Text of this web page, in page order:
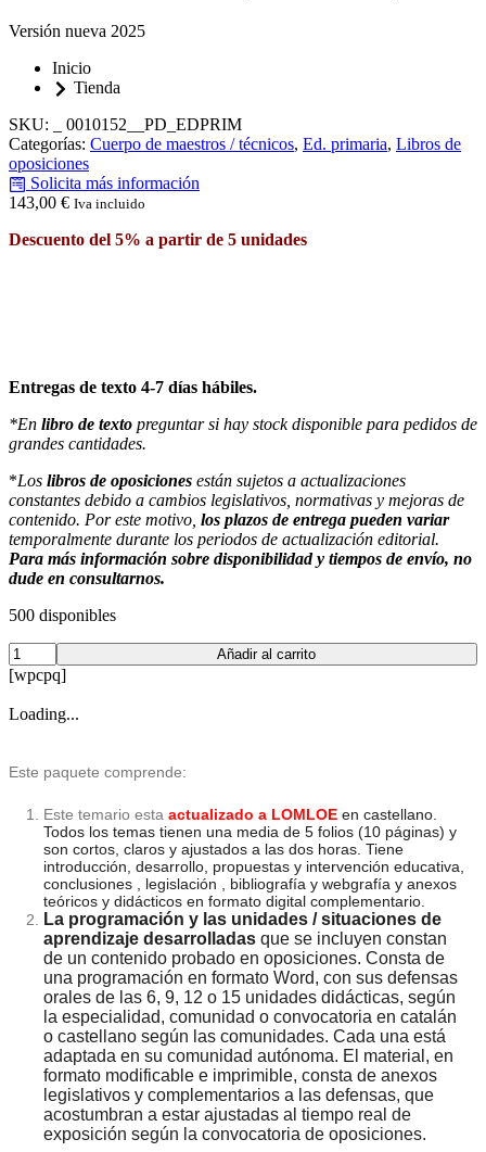
Versión nueva 2025
Inicio
Tienda
SKU:
_ 0010152__PD_EDPRIM
Categorías: Cuerpo de maestros / técnicos, Ed. primaria, Libros de
oposiciones
Solicita más información
143,00 € Iva incluido
Descuento del 5% a partir de 5 unidades
Entregas de texto 4-7 días hábiles.
*En libro de texto preguntar si hay stock disponible para pedidos de
grandes cantidades.
*Los libros de oposiciones están sujetos a actualizaciones
constantes debido a cambios legislativos, normativas y mejoras de
contenido. Por este motivo, los plazos de entrega pueden variar
temporalmente durante los periodos de actualización editorial.
Para más información sobre disponibilidad y tiempos de envío, no
dude en consultarnos.
500 disponibles
Temario
+
unidades
tipo
Educación
Primaria
castellano)
cantidad
Añadir al carrito
[wpcpq]
Loading...
Este paquete comprende:
Este temario esta actualizado a LOMLOE en castellano.
Todos los temas tienen una media de 5 folios (10 páginas) y
son cortos, claros y ajustados a las dos horas. Tiene
introducción, desarrollo, propuestas y intervención educativa,
conclusiones , legislación , bibliografía y webgrafía y anexos
teóricos y didácticos en formato digital complementario.
La programación y las unidades / situaciones de
aprendizaje desarrolladas que se incluyen constan
de un contenido probado en oposiciones. Consta de
una programación en formato Word, con sus defensas
orales de las 6, 9, 12 o 15 unidades didácticas, según
la especialidad, comunidad o convocatoria en catalán
o castellano según las comunidades. Cada una está
adaptada en su comunidad autónoma. El material, en
formato modificable e imprimible, consta de anexos
legislativos y complementarios a las defensas, que
acostumbran a estar ajustadas al tiempo real de
exposición según la convocatoria de oposiciones.